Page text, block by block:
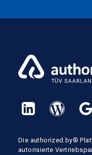
Die authorized.by®
autorisierte